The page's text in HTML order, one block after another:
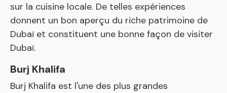
sur la cuisine locale. De telles expériences
donnent un bon aperçu du riche patrimoine de
Dubaï et constituent une bonne façon de visiter
Dubaï.
Burj Khalifa
Burj Khalifa est l'une des plus grandes